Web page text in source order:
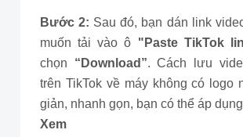
Bước 2: Sau đó, bạn dán link
muốn tải vào ô "Paste TikTok
chọn “Download”. Cách lưu
trên TikTok về máy không có logo
giản, nhanh gọn, bạn có thể áp
Xem